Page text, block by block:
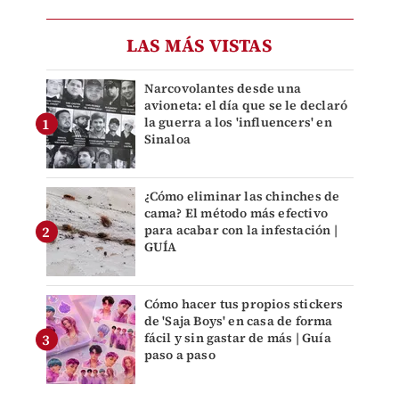
LAS MÁS VISTAS
Narcovolantes desde una
avioneta: el día que se le declaró
la guerra a los 'influencers' en
Sinaloa
¿Cómo eliminar las chinches de
cama? El método más efectivo
para acabar con la infestación |
GUÍA
Cómo hacer tus propios stickers
de 'Saja Boys' en casa de forma
fácil y sin gastar de más | Guía
paso a paso